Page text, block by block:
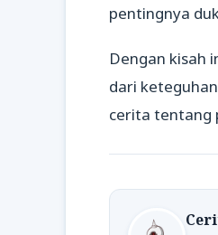
pentingnya
Dengan kisah
dari
cerita tentang